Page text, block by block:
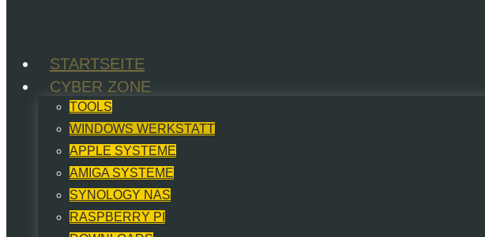
STARTSEITE
CYBER ZONE
TOOLS
WINDOWS WERKSTATT
APPLE SYSTEME
AMIGA SYSTEME
SYNOLOGY NAS
RASPBERRY PI